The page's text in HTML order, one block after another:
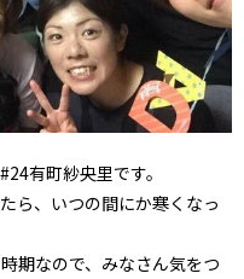
有町紗央里です。
ら、いつの間にか寒くなっ
期なので、みなさん気をつ